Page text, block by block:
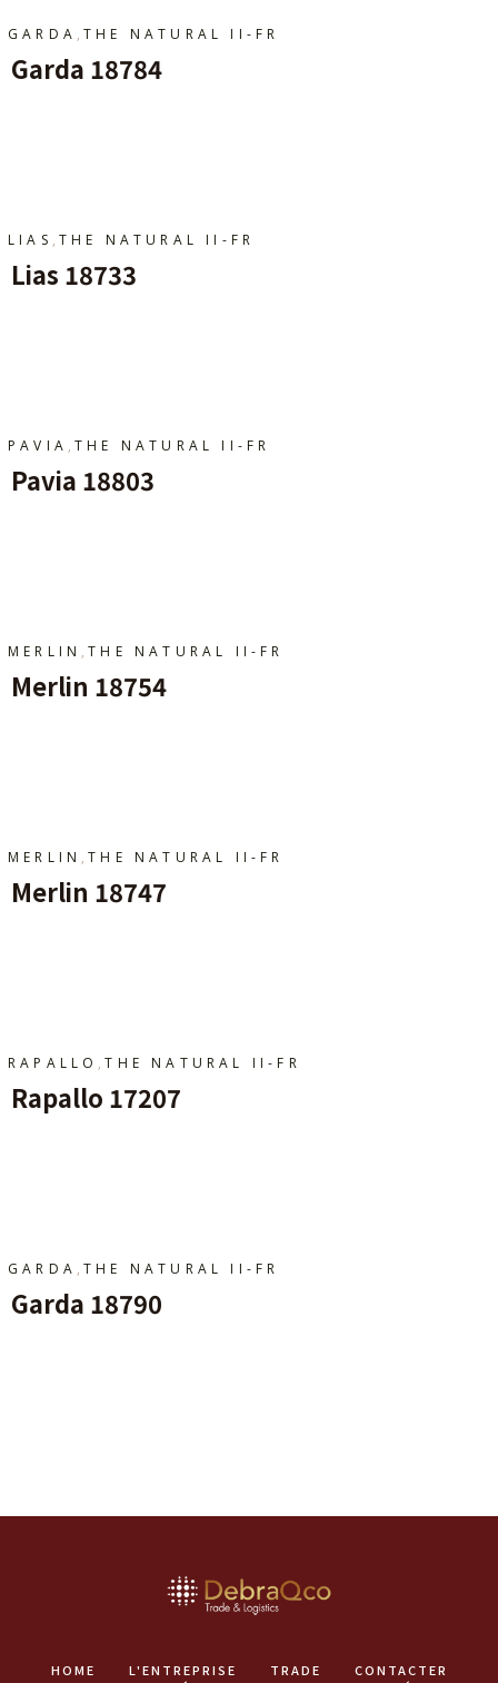
GARDA THE NATURAL II-FR
Garda 18784
LIAS THE NATURAL II-FR
Lias 18733
PAVIA THE NATURAL II-FR
Pavia 18803
MERLIN ,THE NATURAL II-FR
Merlin 18754
MERLIN ,THE NATURAL II-FR
Merlin 18747
RAPALLO ,THE NATURAL II-FR
Rapallo 17207
GARDA THE NATURAL II-FR
Garda 18790
HOME L'ENTREPRISE TRADE
CONTACTER